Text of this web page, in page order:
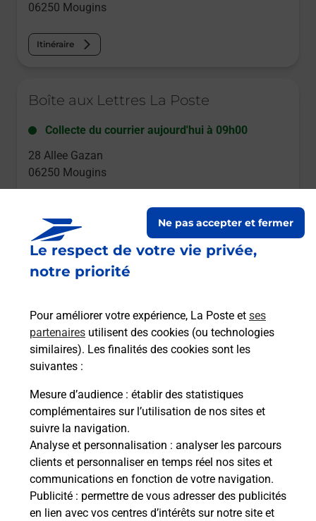
Le respect de votre vie privée,
notre priorité
Pour améliorer votre expérience, La Poste et ses
partenaires utilisent des cookies (ou technologies
similaires). Les finalités des cookies sont les
suivantes :
Mesure d’audience : établir des statistiques
complémentaires sur l’utilisation de nos sites et
suivre la navigation.
Analyse et personnalisation : analyser les parcours
clients et personnaliser en temps réel nos sites et
communications en fonction de votre navigation.
Publicité : permettre de vous adresser des publicités
en lien avec vos centres d’intérêts sur notre site et
Ne pas accepter et fermer
06250 Mougins
Itinéraire
Boîte aux Lettres La Poste
Collecte du courrier aujourd'hui à 09h00
28 Allee Gazan
06250 Mougins
Boîte aux Lettres La Poste
2 Rue Du Chateau
06250 Mougins
Le lien s'ouvre dans un nouvel onglet
Boîte aux Lettres La Poste
Collecte du courrier aujourd'hui à 09h00
1 Avenue De Pibonson
06250 Mougins
Le lien s'ouvre dans un nouvel onglet